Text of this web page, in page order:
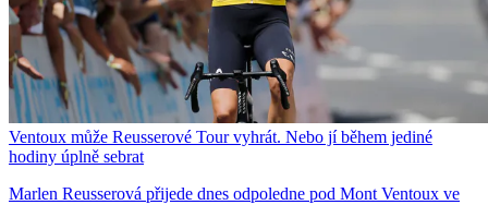
Ventoux může Reusserové Tour vyhrát. Nebo jí během jediné
hodiny úplně sebrat
Marlen Reusserová přijede dnes odpoledne pod Mont Ventoux ve